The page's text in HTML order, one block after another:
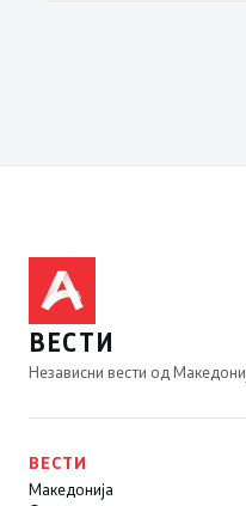
ВЕСТИ
Независни вести од
ВЕСТИ
Македонија